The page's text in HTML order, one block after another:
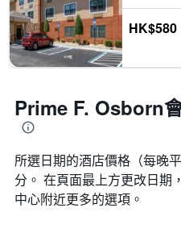
HK$580
Prime F. Osborn
所選日期的酒店價格（每晚
分。 在頁面最上方更改日期
中心​附近更多的選項。